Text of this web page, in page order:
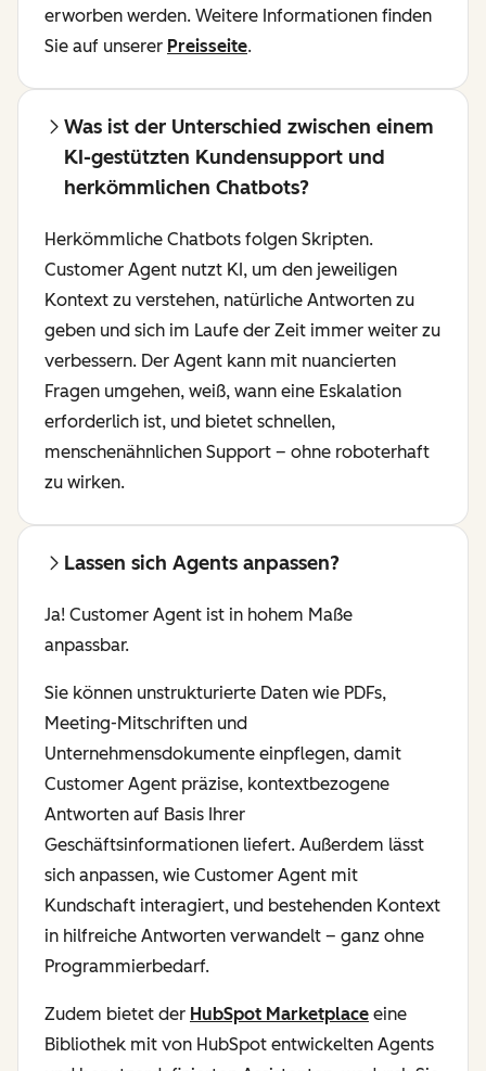
erworben werden. Weitere Informationen finden
Sie auf unserer Preisseite.
Was ist der Unterschied zwischen einem
KI-gestützten Kundensupport und
herkömmlichen Chatbots?
Herkömmliche Chatbots folgen Skripten.
Customer Agent nutzt KI, um den jeweiligen
Kontext zu verstehen, natürliche Antworten zu
geben und sich im Laufe der Zeit immer weiter zu
verbessern. Der Agent kann mit nuancierten
Fragen umgehen, weiß, wann eine Eskalation
erforderlich ist, und bietet schnellen,
menschenähnlichen Support – ohne roboterhaft
zu wirken.
Lassen sich Agents anpassen?
Ja! Customer Agent ist in hohem Maße
anpassbar.
Sie können unstrukturierte Daten wie PDFs,
Meeting-Mitschriften und
Unternehmensdokumente einpflegen, damit
Customer Agent präzise, kontextbezogene
Antworten auf Basis Ihrer
Geschäftsinformationen liefert. Außerdem lässt
sich anpassen, wie Customer Agent mit
Kundschaft interagiert, und bestehenden Kontext
in hilfreiche Antworten verwandelt – ganz ohne
Programmierbedarf.
Zudem bietet der HubSpot Marketplace eine
Bibliothek mit von HubSpot entwickelten Agents